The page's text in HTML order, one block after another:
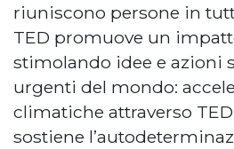
riuniscono persone in
TED promuove un
stimolando idee e azioni
urgenti del mondo:
climatiche attraverso
sostiene